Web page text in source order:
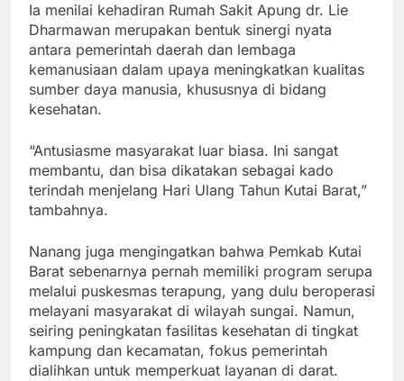
Ia menilai kehadiran Rumah Sakit Apung dr. Lie
Dharmawan merupakan bentuk sinergi nyata
antara pemerintah daerah dan lembaga
kemanusiaan dalam upaya meningkatkan kualitas
sumber daya manusia, khususnya di bidang
kesehatan.
“Antusiasme masyarakat luar biasa. Ini sangat
membantu, dan bisa dikatakan sebagai kado
terindah menjelang Hari Ulang Tahun Kutai Barat,”
tambahnya.
Nanang juga mengingatkan bahwa Pemkab Kutai
Barat sebenarnya pernah memiliki program serupa
melalui puskesmas terapung, yang dulu beroperasi
melayani masyarakat di wilayah sungai. Namun,
seiring peningkatan fasilitas kesehatan di tingkat
kampung dan kecamatan, fokus pemerintah
dialihkan untuk memperkuat layanan di darat.